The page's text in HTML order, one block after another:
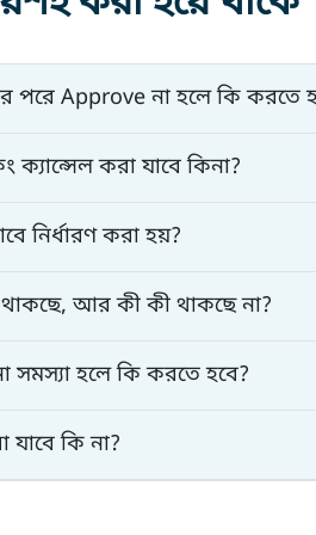
পরে Approve না হলে কি করতে
ক্যান্সেল করা যাবে কিনা?
নির্ধারণ করা হয়?
আর কী কী থাকছে না?
সমস্যা হলে কি করতে হবে?
যাবে কি না?